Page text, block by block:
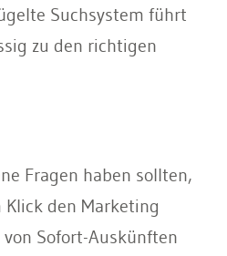
Suchsystem führt
zu den richtigen
Fragen haben sollten,
den Marketing
Sofort-Auskünften